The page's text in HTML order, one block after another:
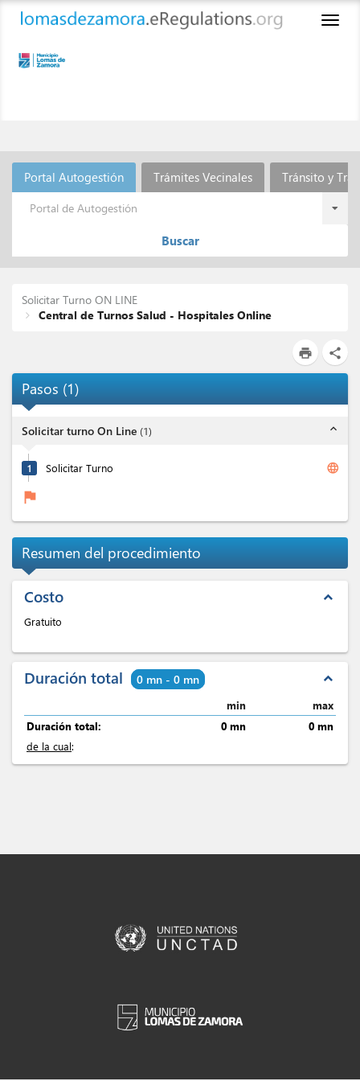
Portal Autogestión Trámites Vecinales Tránsito y
Portal de Autogestión
Buscar
Solicitar Turno ON LINE
Central de Turnos Salud - Hospitales Online
print share
Pasos (1)
Solicitar turno On Line (1) expand_less
1 Solicitar Turno language
flag
Resumen del procedimiento
Costo expand_less
Gratuito
Duración total 0 mn - 0 mn expand_less
min
max
Duración total:
0 mn
0 mn
de la cual: